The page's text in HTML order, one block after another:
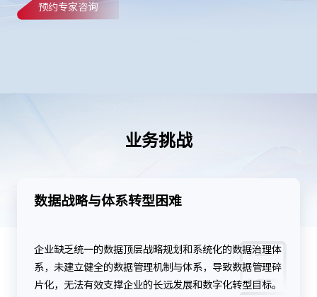
预约专家咨询
业务挑战
数据战略与体系转型困难
企业缺乏统一的数据顶层战略规划和系统化的数据治理体
系，未建立健全的数据管理机制与体系，导致数据管理碎
片化，无法有效支撑企业的长远发展和数字化转型目标。